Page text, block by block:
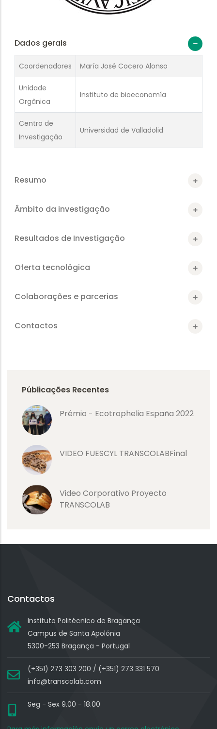
Dados gerais
Coordenadores María José Cocero Alonso
Unidade
Orgânica
Instituto de bioeconomía
Centro de
Investigação
Universidad de Valladolid
Resumo
Âmbito da investigação
Resultados de Investigação
Oferta tecnológica
Colaborações e parcerias
Contactos
Públicações Recentes
Prémio - Ecotrophelia España 2022
VIDEO FUESCYL TRANSCOLABFinal
Video Corporativo Proyecto
TRANSCOLAB
Contactos
Instituto Politécnico de Bragança
Campus de Santa Apolónia
5300-253 Bragança - Portugal
(+351) 273 303 200 / (+351) 273 331 570
info@transcolab.com
Seg - Sex 9.00 - 18.00